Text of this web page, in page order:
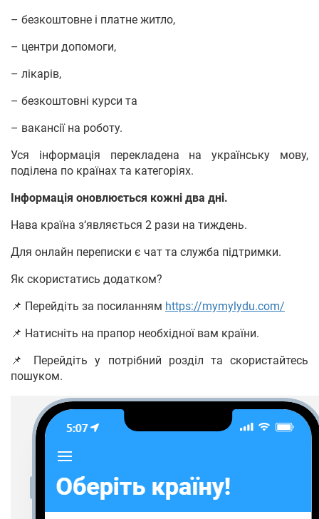
– безкоштовне і платне житло,
– центри допомоги,
– лікарів,
– безкоштовні курси та
– вакансії на роботу.
Уся інформація перекладена на українську мову,
поділена по країнах та категоріях.
Інформація оновлюється кожні два дні.
Нава країна з‘являється 2 рази на тиждень.
Для онлайн переписки є чат та служба підтримки.
Як скористатись додатком?
📌 Перейдіть за посиланням https://mymylydu.com/
📌 Натисніть на прапор необхідної вам країни.
📌 Перейдіть у потрібний розділ та скористайтесь
пошуком.